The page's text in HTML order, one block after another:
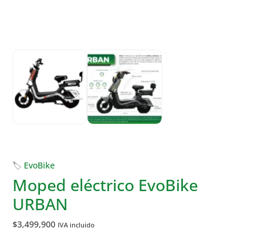
elegir
en
la
página
de
🏷 EvoBike
Moped eléctrico EvoBike
URBAN
$3,499,900 IVA incluido
eléctrico
EvoBike
URBAN